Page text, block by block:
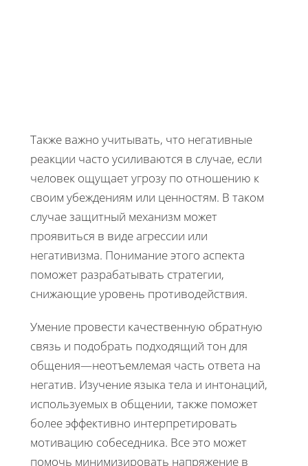
Также важно учитывать, что негативные
реакции часто усиливаются в случае, если
человек ощущает угрозу по отношению к
своим убеждениям или ценностям. В таком
случае защитный механизм может
проявиться в виде агрессии или
негативизма. Понимание этого аспекта
поможет разрабатывать стратегии,
снижающие уровень противодействия.
Умение провести качественную обратную
связь и подобрать подходящий тон для
общения—неотъемлемая часть ответа на
негатив. Изучение языка тела и интонаций,
используемых в общении, также поможет
более эффективно интерпретировать
мотивацию собеседника. Все это может
помочь минимизировать напряжение в